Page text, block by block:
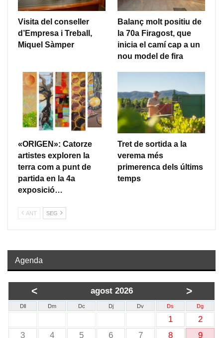
Visita del conseller
d’Empresa i Treball,
Miquel Sàmper
Balanç molt positiu de
la 70a Firagost, que
inicia el camí cap a un
nou model de fira
«ORIGEN»: Catorze
artistes exploren la
terra com a punt de
partida en la 4a
exposició…
Tret de sortida a la
verema més
primerenca dels últims
temps
ANT SEG
Agenda
< agost 2026 >
Dll Dm Dc Dj Dv Ds Dg
1
2
3
4 5 6 7 8 9